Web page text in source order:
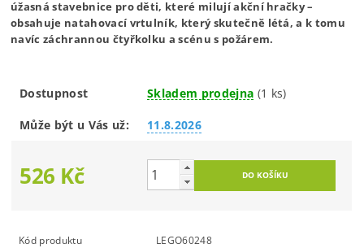
úžasná stavebnice pro děti, které milují akční hračky –
obsahuje natahovací vrtulník, který skutečně létá, a k tomu
navíc záchrannou čtyřkolku a scénu s požárem.
Dostupnost Skladem prodejna (1 ks)
Může být u Vás už: 11.8.2026
526 Kč
Kód produktu LEGO60248